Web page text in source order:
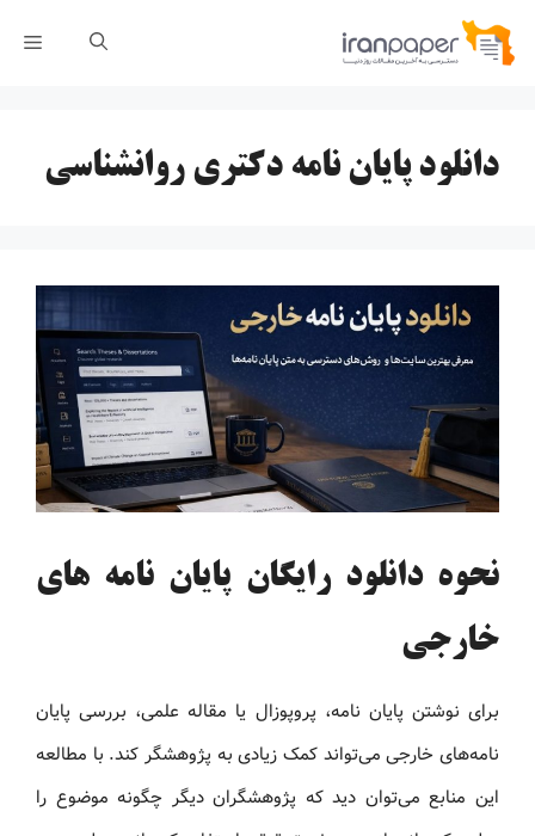
پرش
دانلود پایان نامه دکتری روانشناسی
نحوه دانلود رایگان پایان نامه های
خارجی
برای نوشتن پایان نامه، پروپوزال یا مقاله علمی، بررسی پایان
نامه‌های خارجی می‌تواند کمک زیادی به پژوهشگر کند. با مطالعه
این منابع می‌توان دید که پژوهشگران دیگر چگونه موضوع را